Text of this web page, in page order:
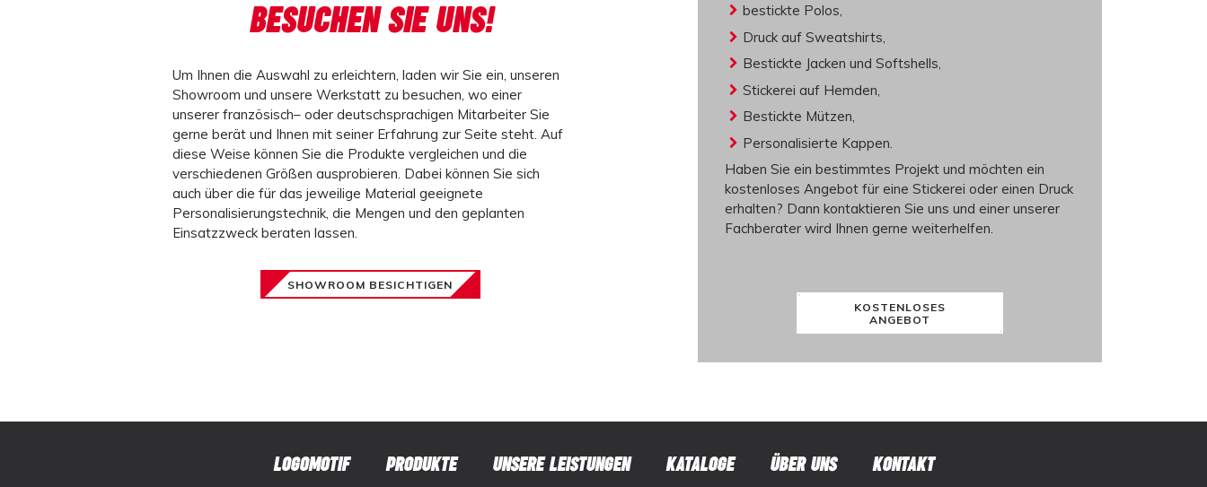
bestickte Polos,
Druck auf Sweatshirts
Bestickte Jacken und Softshells,
Stickerei auf Hemden
Bestickte Mützen,
Personalisierte Kappen
Haben Sie ein bestimmtes Projekt und möchten ein
kostenloses Angebot für eine Stickerei oder einen Druck
erhalten? Dann kontaktieren Sie uns und einer unserer
Fachberater wird Ihnen gerne weiterhelfen.
KOSTENLOSES
ANGEBOT
BESUCHEN SIE UNS!
Um Ihnen die Auswahl zu erleichtern, laden wir Sie ein, unseren
Showroom und unsere Werkstatt zu besuchen, wo einer
unserer französisch– oder deutschsprachigen Mitarbeiter Sie
gerne berät und Ihnen mit seiner Erfahrung zur Seite steht. Auf
diese Weise können Sie die Produkte vergleichen und die
verschiedenen Größen ausprobieren. Dabei können Sie sich
auch über die für das jeweilige Material geeignete
Personalisierungstechnik, die Mengen und den geplanten
Einsatzzweckberaten lassen.
SHOWROOM BESICHTIGEN
LOGOMOTIF PRODUKTE UNSERE LEISTUNGEN KATALOGE ÜBER UNS KONTAKT